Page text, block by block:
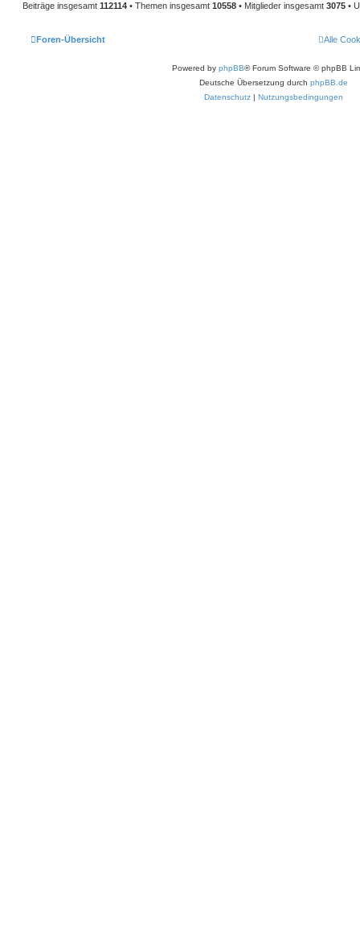
Beiträge insgesamt 112114 • Themen insgesamt 10558 • Mitglieder insgesamt 3075 •
Foren-Übersicht Alle
Powered by phpBB® Forum Software © phpBB
Deutsche Übersetzung durch phpBB.de
Datenschutz | Nutzungsbedingungen